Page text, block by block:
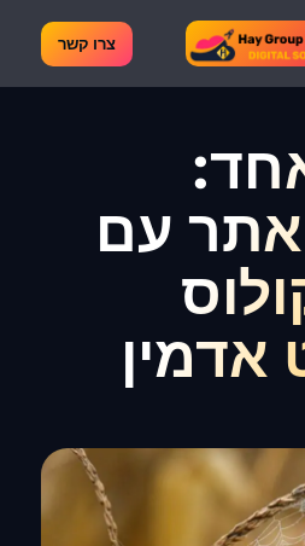
צרו קשר
עם
אדמין